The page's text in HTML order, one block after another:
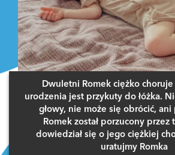
5 GŁOSÓW
Dwuletni Romek ciężko
urodzenia jest przykuty do łóżka.
głowy, nie może się obrócić, ani
Romek został porzucony przez
dowiedział się o jego ciężkiej
uratujmy Romka